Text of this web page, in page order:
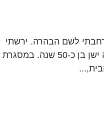
לשם הבהרה. ירשתי
דירת שיכון ישנה הנמצאת במבנה ישן בן כ-50 שנה. במסגרת